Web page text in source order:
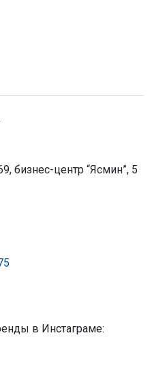
бизнес-центр “Ясмин”, 5
в Инстаграме: